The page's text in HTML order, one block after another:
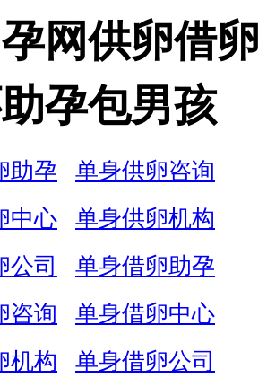
网供卵借卵
孕包男孩
助孕
单身供卵咨询
中心
单身供卵机构
公司
单身借卵助孕
咨询
单身借卵中心
机构
单身借卵公司